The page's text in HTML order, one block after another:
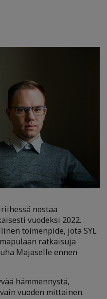
nostaa
vuodeksi 2022.
toimenpide, jota SYL
ratkaisuja
Majaselle ennen
hämmennystä,
vuoden mittainen.